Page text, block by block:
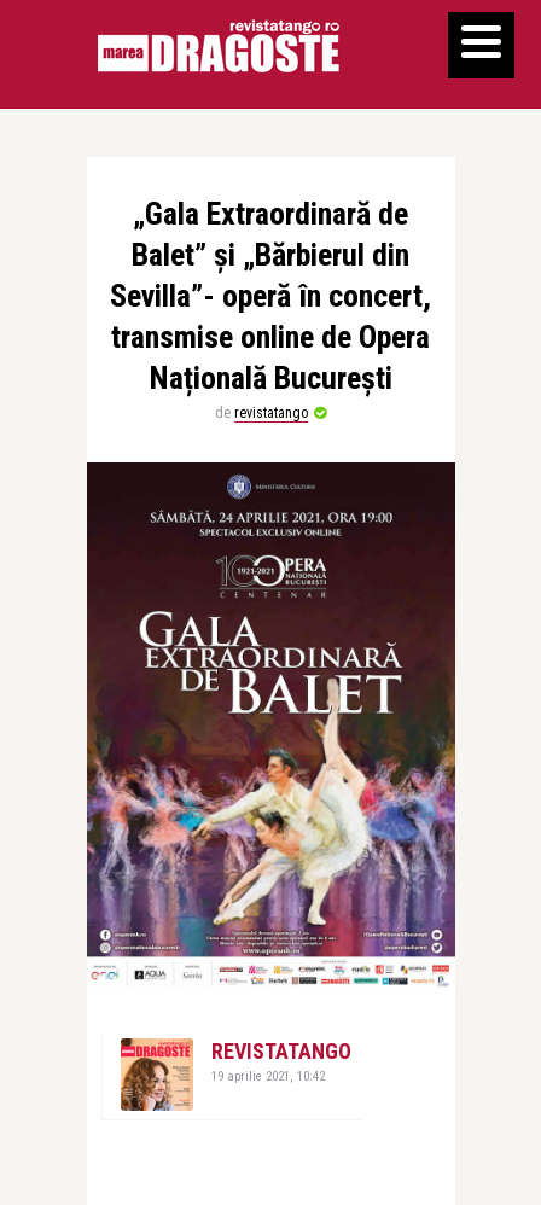
„Gala Extraordinară de
Balet” și „Bărbierul din
Sevilla”- operă în concert,
transmise online de Opera
Națională București
de revistatango
REVISTATANGO
19 aprilie 2021, 10:42